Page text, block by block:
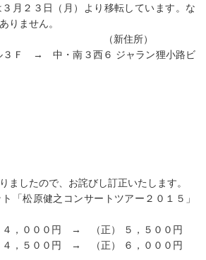
月２３日（月）より移転しています。な
りません。
（新住所）
３Ｆ → 中・南３西６ ジャラン狸小路ビ
ましたので、お詫びし訂正いたします。
「松原健之コンサートツアー２０１５」
，０００円 → （正） ５，５００円
５００円 → （正） ６，０００円